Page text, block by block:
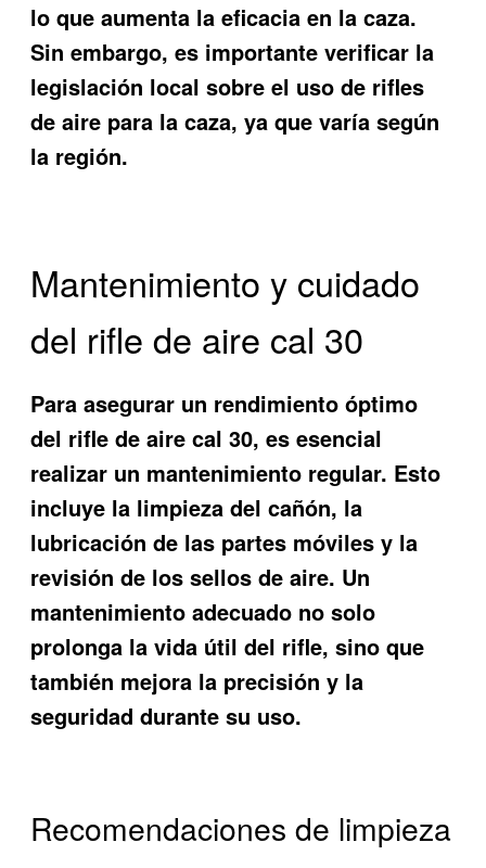
lo que aumenta la eficacia en la caza.
Sin embargo, es importante verificar la
legislación local sobre el uso de rifles
de aire para la caza, ya que varía según
la región.
Mantenimiento y cuidado
del rifle de aire cal 30
Para asegurar un rendimiento óptimo
del rifle de aire cal 30, es esencial
realizar un mantenimiento regular. Esto
incluye la limpieza del cañón, la
lubricación de las partes móviles y la
revisión de los sellos de aire. Un
mantenimiento adecuado no solo
prolonga la vida útil del rifle, sino que
también mejora la precisión y la
seguridad durante su uso.
Recomendaciones de limpieza